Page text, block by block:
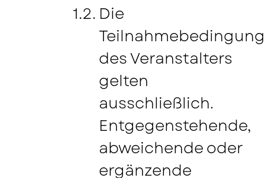
Die
des Veranstalters
gelten
ausschließlich.
Entgegenstehende,
abweichende oder
ergänzende